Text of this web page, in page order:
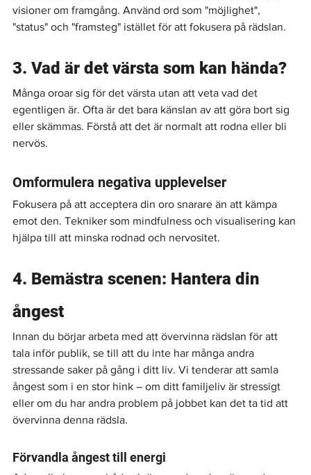
visioner om framgång. Använd ord som "möjlighet",
"status" och "framsteg" istället för att fokusera på rädslan.
3. Vad är det värsta som kan hända?
Många oroar sig för det värsta utan att veta vad det
egentligen är. Ofta är det bara känslan av att göra bort sig
eller skämmas. Förstå att det är normalt att rodna eller bli
nervös.
Omformulera negativa upplevelser
Fokusera på att acceptera din oro snarare än att kämpa
emot den. Tekniker som mindfulness och visualisering kan
hjälpa till att minska rodnad och nervositet.
4. Bemästra scenen: Hantera din
ångest
Innan du börjar arbeta med att övervinna rädslan för att
tala inför publik, se till att du inte har många andra
stressande saker på gång i ditt liv. Vi tenderar att samla
ångest som i en stor hink – om ditt familjeliv är stressigt
eller om du har andra problem på jobbet kan det ta tid att
övervinna denna rädsla.
Förvandla ångest till energi